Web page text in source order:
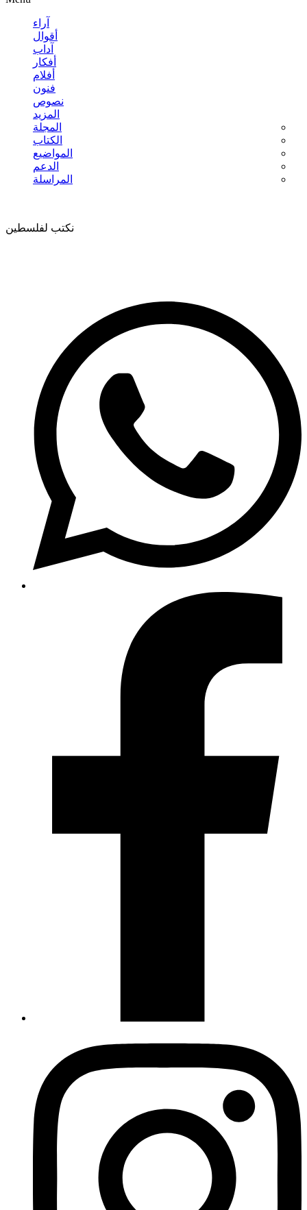
آراء
أقوال
آداب
أفكار
أفلام
فنون
نصوص
المزيد
المجلة
الكتاب
المواضيع
الدعم
المراسلة
نكتب لفلسطين